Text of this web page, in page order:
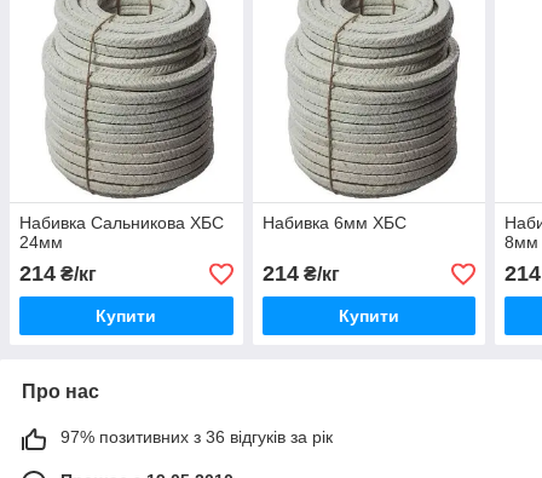
Набивка Сальникова ХБС
24мм
214 ₴/кг
Купити
Набивка 6мм ХБС
214₴/кг
Купити
8мм
214
Про нас
97% позитивних з 36 відгуків за рік